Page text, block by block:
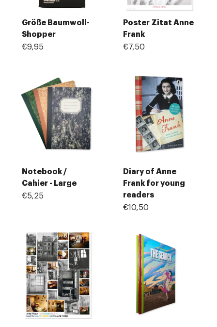
Größe Baumwoll-
Shopper
€9,95
Poster Zitat Anne
Frank
€7,50
Notebook /
Cahier - Large
€5,25
Diary of Anne
Frank for young
readers
€10,50